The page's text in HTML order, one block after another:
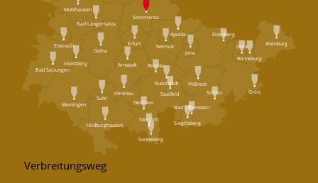
Inselsberg
Sieglitzberg
Bad Lobenstein
Remda
Ronneburg
Steinach
Sonneberg
Neuhaus
Hildburghausen
Greiz
Schleiz
Pößneck
Saalfeld
Rudolstadt
Arnstadt
Ilmenau
Suhl
Meiningen
Bad Salzungen
Altenburg
Gera
Eisenberg
Jena
Apolda
Weimar
Erfurt
Gotha
Eisenach
Sömmerda
Bad Langensalza
Mühlhausen